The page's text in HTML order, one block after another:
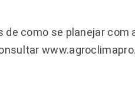
de como se planejar com